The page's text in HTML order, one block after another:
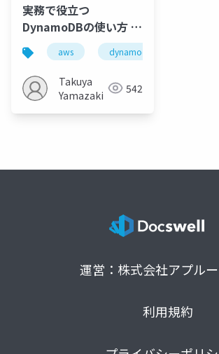
実務で役立つ
DynamoDBの使い方 ―
インデックスと排他制
御―
aws dynamodb
Takuya
Yamazaki
542
運営：株式会社アプル
利用規約